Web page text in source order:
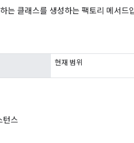
는 클래스를 생성하는 팩토리 메서드
현재 범위
턴스